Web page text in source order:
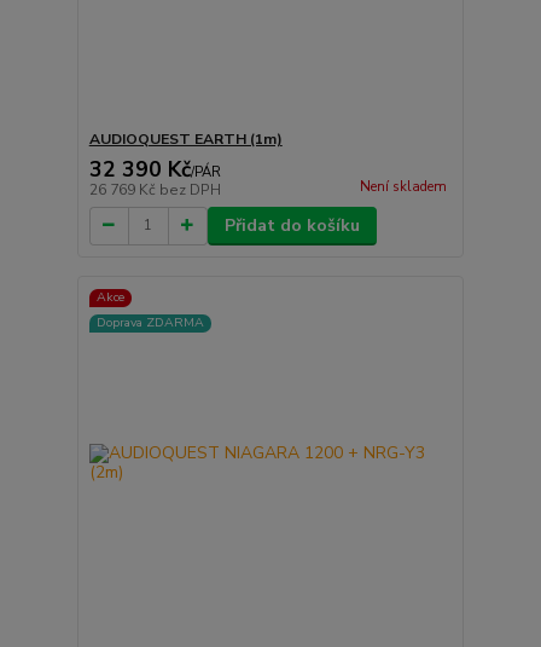
AUDIOQUEST EARTH (1m)
32 390 Kč/PÁR
26 769 Kč bez DPH Není skladem
Přidat do košíku
Akce
Doprava ZDARMA